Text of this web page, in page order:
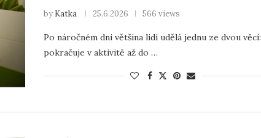
by Katka 25.6.2026 566 views
Po náročném dni většina lidí udělá jednu ze dvou věcí:
pokračuje v aktivitě až do …